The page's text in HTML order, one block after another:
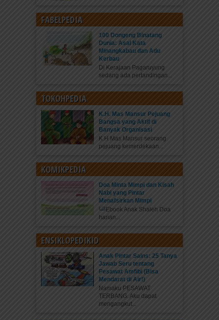
FABELPEDIA
100 Dongeng Binatang
Dunia: Asal Kata
Minangkabau dan Adu
Kerbau
Di Kerajaan Pagaruyung
sedang ada pertandingan...
TOKOHPEDIA
K.H. Mas Mansur Pejuang
Bangsa yang Aktif di
Banyak Organisasi
K.H Mas Mansur seorang
pejuang kemerdekaan...
KOMIKPEDIA
Doa Minta Mimpi dan Kisah
Nabi yang Pintar
Menafsirkan Mimpi
Ebook Anak Shaleh Doa
harian...
ENSIKLOPEDIKID
Anak Pintar Sains: 25 Tanya
Jawab Seru tentang
Pesawat Amfibi (Bisa
Mendarat di Air!)
Namaku PESAWAT
TERBANG. Aku dapat
mengangkut...